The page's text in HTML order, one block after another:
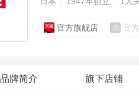
官方旗舰店 官
品牌简介 旗下店铺